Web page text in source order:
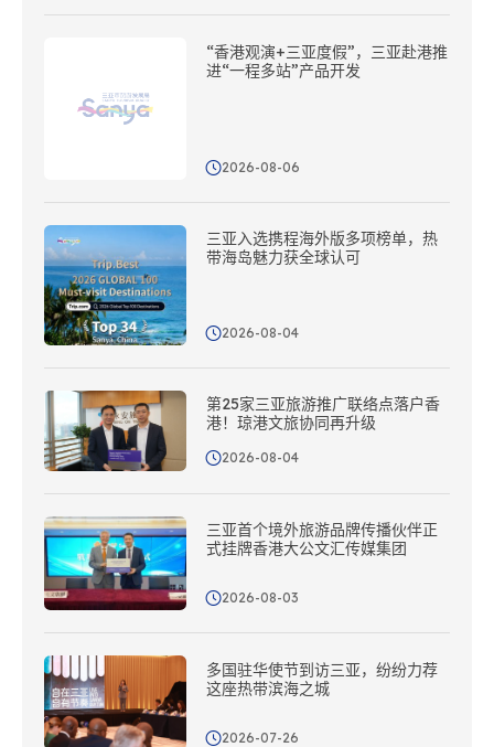
“香港观演+三亚度假”，三亚赴港推
进“一程多站”产品开发
2026-08-06
三亚入选携程海外版多项榜单，热
带海岛魅力获全球认可
2026-08-04
第25家三亚旅游推广联络点落户香
港！琼港文旅协同再升级
2026-08-04
三亚首个境外旅游品牌传播伙伴正
式挂牌香港大公文汇传媒集团
2026-08-03
多国驻华使节到访三亚，纷纷力荐
这座热带滨海之城
2026-07-26